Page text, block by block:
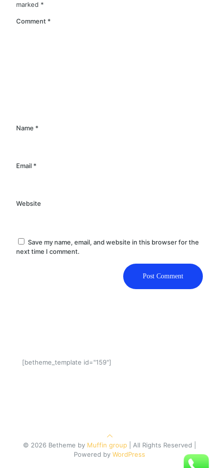
marked *
Comment *
Name *
Email *
Website
Save my name, email, and website in this browser for the
next time I comment.
[betheme_template id="159"]
© 2026 Betheme by Muffin group | All Rights Reserved |
Powered by WordPress